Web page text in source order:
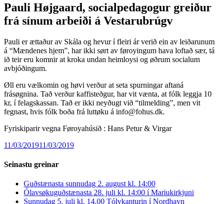
Pauli Højgaard, socialpedagogur greiður
frá sínum arbeiði á Vestarubrúgv
Pauli er ættaður av Skála og hevur í fleiri ár verið ein av leiðarunum
á “Mændenes hjem”, har ikki sørt av føroyingum hava loftað sær, tá
ið teir eru komnir at kroka undan heimloysi og øðrum socialum
avbjóðingum.
Øll eru vælkomin og høvi verður at seta spurningar aftaná
frásøgnina. Tað verður kaffisteðgur, har vit vænta, at fólk leggja 10
kr, í felagskassan. Tað er ikki neyðugt við “tilmelding”, men vit
fegnast, hvis fólk boða frá luttøku á info@fohus.dk.
Fyriskiparir vegna Føroyahúsið : Hans Petur & Virgar
11/03/201911/03/2019
Seinastu greinar
Guðstænasta sunnudag 2. august kl. 14:00
Ólavsøkuguðstænasta 28. juli kl. 14:00 í Mariukirkjuni
Sunnudag 5. juli kl. 14.00 Tólvkanturin í Nordhavn